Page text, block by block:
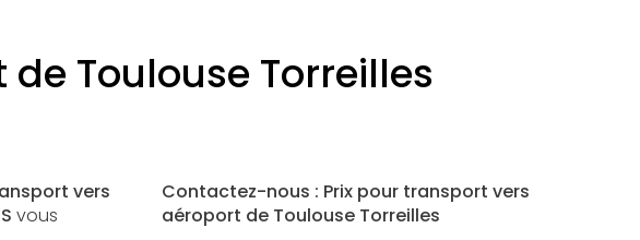
Toulouse Torreilles
vers
vous
Contactez-nous : Prix pour transport vers
aéroport de Toulouse Torreilles